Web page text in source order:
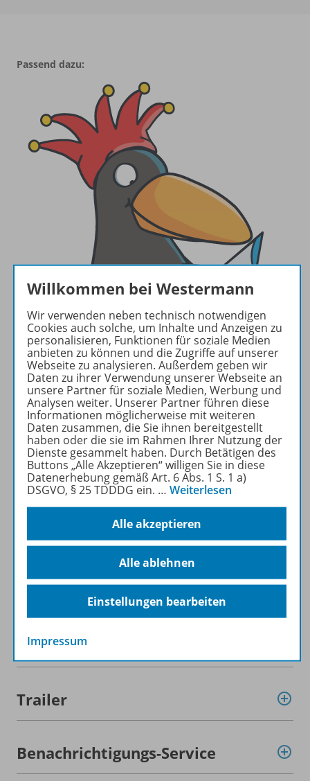
Passend dazu:
Produktinformationen
Beschreibung
Zugehörige Produkte
Unterrichtserarbeitung
Trailer
Benachrichtigungs-Service
Willkommen bei Westermann
Wir verwenden neben technisch notwendigen
Cookies auch solche, um Inhalte und Anzeigen zu
personalisieren, Funktionen für soziale Medien
anbieten zu können und die Zugriffe auf unserer
Webseite zu analysieren. Außerdem geben wir
Daten zu ihrer Verwendung unserer Webseite an
unsere Partner für soziale Medien, Werbung und
Analysen weiter. Unserer Partner führen diese
Informationen möglicherweise mit weiteren
Daten zusammen, die Sie ihnen bereitgestellt
haben oder die sie im Rahmen Ihrer Nutzung der
Dienste gesammelt haben. Durch Betätigen des
Buttons „Alle Akzeptieren“ willigen Sie in diese
Datenerhebung gemäß Art. 6 Abs. 1 S. 1 a)
DSGVO, § 25 TDDDG ein. … Weiterlesen
Alle akzeptieren
Alle ablehnen
Einstellungen bearbeiten
Impressum